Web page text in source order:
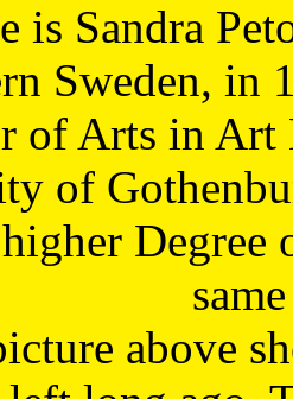
is Sandra
Sweden, in
of Arts in Art
of
Degree
above